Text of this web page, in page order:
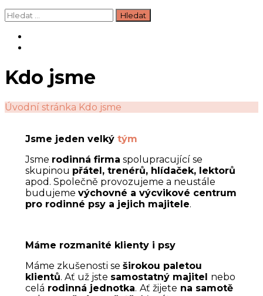
Vyhledávání
Kdo jsme
Úvodní stránka Kdo jsme
Jsme jeden velký tým
Jsme rodinná firma spolupracující se
skupinou přátel, trenérů, hlídaček, lektorů
apod. Společně provozujeme a neustále
budujeme výchovné a výcvikové centrum
pro rodinné psy a jejich majitele.
Máme rozmanité klienty i psy
Máme zkušenosti se širokou paletou
klientů. Ať už jste samostatný majitel nebo
celá rodinná jednotka. Ať žijete na samotě